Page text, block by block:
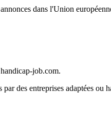
dans l'Union
job.com.
des entreprises adaptées ou